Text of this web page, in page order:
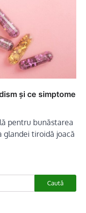
și ce simptome
pentru bunăstarea
glandei tiroidă joacă
Caută